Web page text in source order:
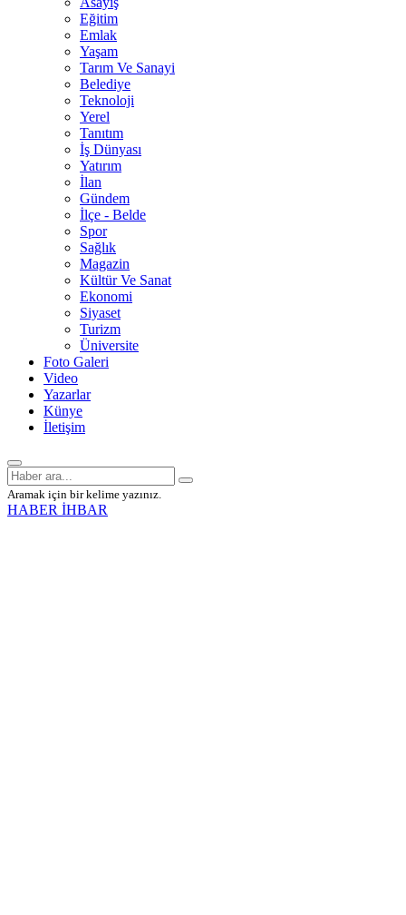
Eğitim
Emlak
Yaşam
Tarım Ve Sanayi
Belediye
Teknoloji
Yerel
Tanıtım
İş Dünyası
Yatırım
İlan
Gündem
İlçe - Belde
Spor
Sağlık
Magazin
Kültür Ve Sanat
Ekonomi
Siyaset
Turizm
Üniversite
Foto Galeri
Video
Yazarlar
Künye
İletişim
Aramak için bir kelime yazınız.
HABER İHBAR